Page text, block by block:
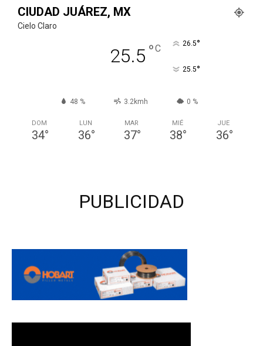
CIUDAD JUÁREZ, MX
Cielo Claro
25.5 °C 26.5°
25.5°
48 % 3.2kmh 0 %
DOM
34°
LUN
36°
MAR
37°
MIÉ
38°
JUE
36°
PUBLICIDAD